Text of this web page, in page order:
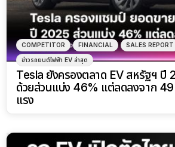
COMPETITOR FINANCIAL SALES REPORT
ข่าวรถยนต์ไฟฟ้า EV ล่าสุด
Tesla ยังครองตลาด EV สหรัฐฯ ปี
ด้วยส่วนแบ่ง 46% แต่ลดลงจาก
แรง